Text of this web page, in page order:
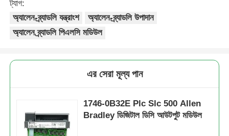
আমাদের সম্পর্কে
ট্যাগ:
অ্যালেন-ব্র্যাডলি যন্ত্রাংশ
অ্যালেন-ব্র্যাডলি উপাদান
অ্যালেন ব্র্যাডলি পিএলসি মডিউল
এর সেরা মূল্য পান
1746-0B32E Plc Slc 500 Allen
Bradley ডিজিটাল ডিসি আউটপুট মডিউল